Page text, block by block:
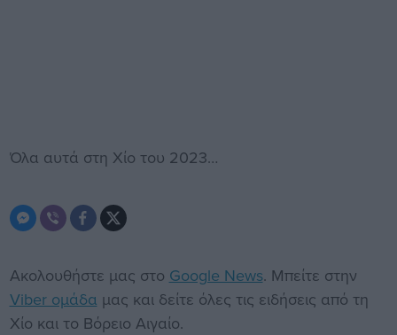
Όλα αυτά στη Χίο του 2023…
Ακολουθήστε μας στο Google News. Μπείτε στην
Viber ομάδα μας και δείτε όλες τις ειδήσεις από τη
Χίο και το Βόρειο Αιγαίο.